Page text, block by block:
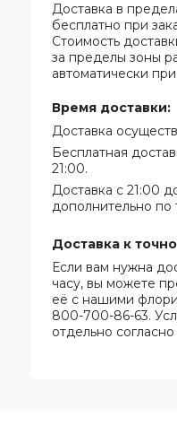
Доставка в
бесплатно при
Стоимость
за пределы зоны
автоматически
Время доставки:
Доставка
Бесплатная
21:00.
Доставка с 21:00
дополнительно по
Доставка к
Если вам нужна
часу, вы можете
её с нашими
800-700-86-63.
отдельно